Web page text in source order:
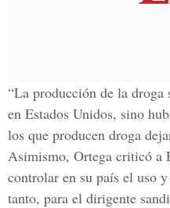
“La producción de la droga
en Estados Unidos, sino
los que producen droga
Asimismo, Ortega criticó a
controlar en su país el uso
tanto, para el dirigente